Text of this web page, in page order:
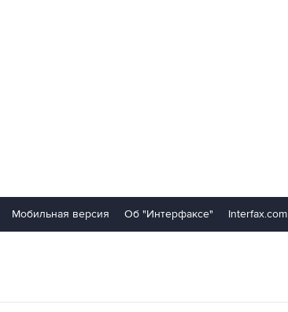
Мобильная версия Об "Интерфаксе" Interfax.com